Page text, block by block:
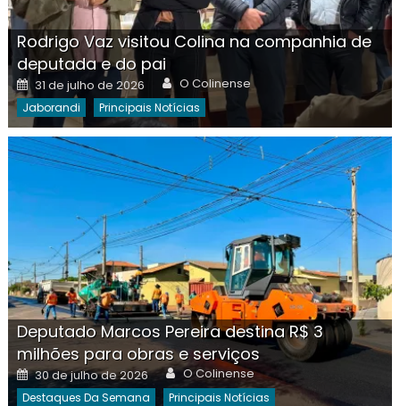
Rodrigo Vaz visitou Colina na companhia de
deputada e do pai
Posted
on
31 de julho de 2026 Author
O Colinense
Jaborandi Principais Notícias
Deputado Marcos Pereira destina R$ 3
milhões para obras e serviços
Posted
on
30 de julho de 2026 Author
O Colinense
Destaques Da Semana Principais Notícias